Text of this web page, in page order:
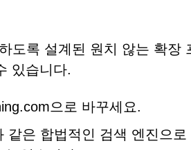
도록 설계된 원치 않는 확장
있습니다.
으로 바꾸세요.
은 합법적인 검색 엔진으로